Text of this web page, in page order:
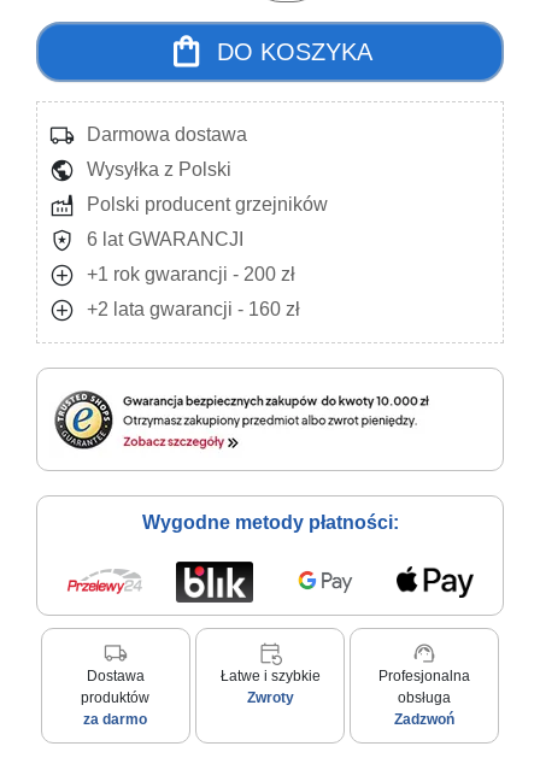
shopping_bag DO KOSZYKA
local_shipping Darmowa dostawa
public Wysyłka z Polski
factory Polski producent grzejników
local_police 6 lat GWARANCJI
add_circle +1 rok gwarancji - 200 zł
add_circle +2 lata gwarancji - 160 zł
Wygodne metody płatności:
local_shipping
Dostawa
produktów
za darmo
event_repeat
Łatwe i szybkie
Zwroty
support_agent
Profesjonalna
obsługa
Zadzwoń